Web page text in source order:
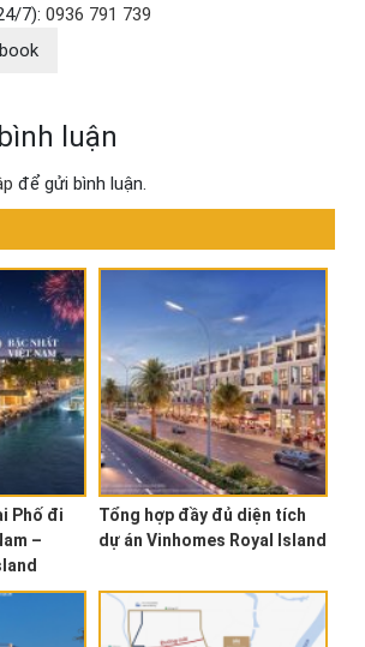
7): 0936 791 739
luận
để gửi bình luận.
Phố đi
–
Tổng hợp đầy đủ diện tích
dự án Vinhomes Royal Island